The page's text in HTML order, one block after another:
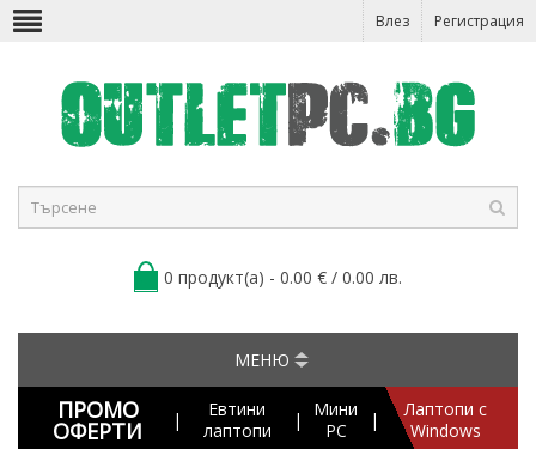
Влез Регистрация
0 продукт(а) - 0.00 € / 0.00 лв.
МЕНЮ
ПРОМО
ОФЕРТИ |
Евтини
лаптопи
|
Мини
PC
|
Лаптопи с
Windows